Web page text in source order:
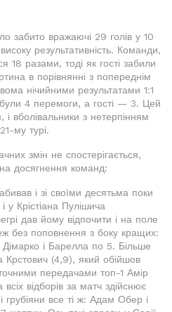
забито вражаючі 29 голів у 10
результативність. Команди,
18 разами, тоді як гості забили
в порівнянні з попереднім
нічийними результатами 1:1
4 перемоги, а гості — 3. Цей
і вболівальники з нетерпінням
му турі.
змін не спостерігається,
досягнення команд:
і зі своїми десятьма поки
Крістіана Пулішича
дав йому відпочити і на поле
без поповнення з боку кращих:
Дімарко і Барелла по 5. Більше
Крстович (4,9), який обійшов
передачами топ-1 Амір
відборів за матч здійснює
грубіяни все ті ж: Адам Обер і